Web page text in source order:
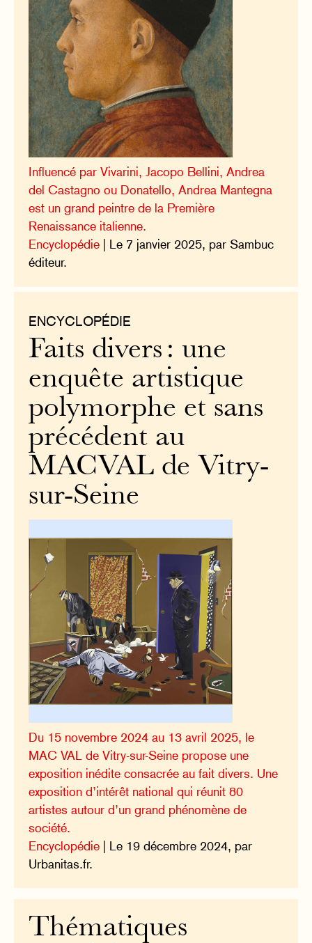
Influencé par Vivarini, Jacopo Bellini, Andrea
del Castagno ou Donatello, Andrea Mantegna
est un grand peintre de la Première
Renaissance italienne.
Encyclopédie | Le 7 janvier 2025, par Sambuc
éditeur.
ENCYCLOPÉDIE
Faits divers : une
enquête artistique
polymorphe et sans
précédent au
MACVAL de Vitry-
sur-Seine
Du 15 novembre 2024 au 13 avril 2025, le
MAC VAL de Vitry-sur-Seine propose une
exposition inédite consacrée au fait divers. Une
exposition d’intérêt national qui réunit 80
artistes autour d’un grand phénomène de
société.
Encyclopédie | Le 19 décembre 2024, par
Urbanitas.fr.
Thématiques